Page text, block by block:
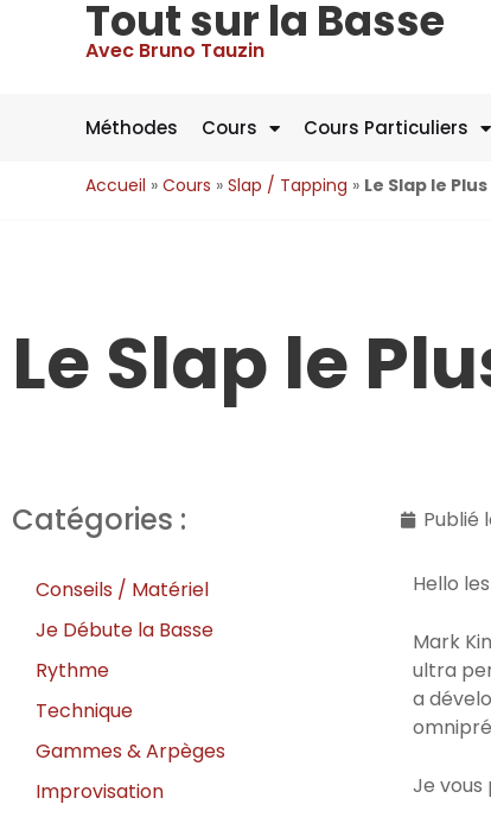
Tout sur la Basse
Avec Bruno Tauzin
Méthodes Cours Cours Particuliers
Accueil » Cours » Slap / Tapping » Le Slap le
Le Slap le
Catégories :
Conseils / Matériel
Je Débute la Basse
Rythme
Technique
Gammes & Arpèges
Improvisation
Publié
Hello
Mark
ultra
a
Je